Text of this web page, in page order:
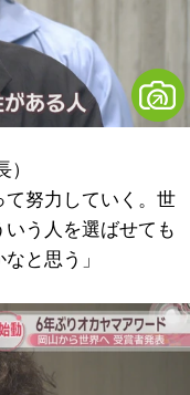
て努力していく。世
う人を選ばせても
と思う」